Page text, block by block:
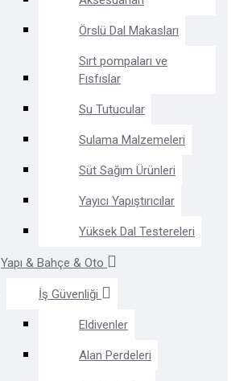
Örslü Dal Makasları
Sırt pompaları ve
Fısfıslar
Su Tutucular
Sulama Malzemeleri
Süt Sağım Ürünleri
Yayıcı Yapıştırıcılar
Yüksek Dal Testereleri
Yapı & Bahçe & Oto
İş Güvenliği
Eldivenler
Alan Perdeleri